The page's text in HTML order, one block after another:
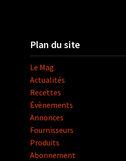
Plan du site
Le Mag
Actualités
Recettes
Évènements
Annonces
Fournisseurs
Produits
Abonnement